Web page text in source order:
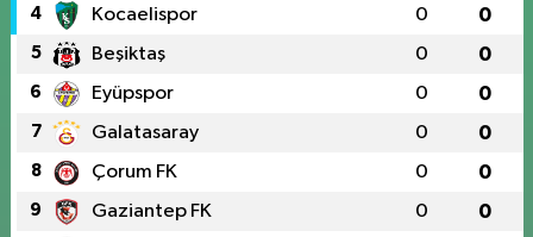
4 Kocaelispor 0 0
5 Beşiktaş 0 0
6 Eyüpspor 0 0
7 Galatasaray 0 0
8 Çorum FK 0 0
9 Gaziantep FK 0 0